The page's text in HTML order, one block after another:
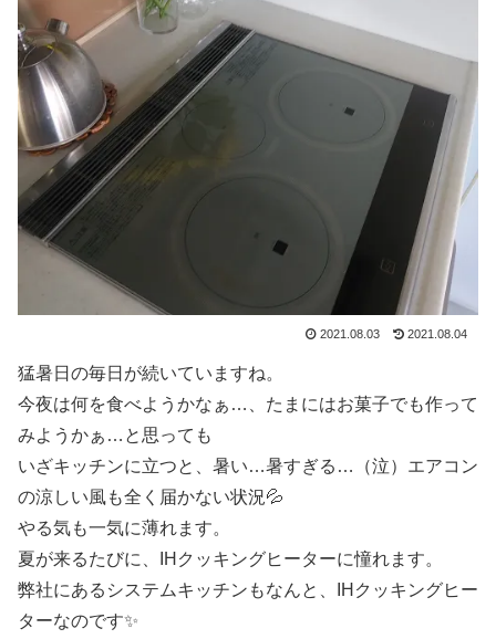
2021.08.03 2021.08.04
猛暑日の毎日が続いていますね。
今夜は何を食べようかなぁ…、たまにはお菓子でも作って
みようかぁ…と思っても
いざキッチンに立つと、暑い…暑すぎる…（泣）エアコン
の涼しい風も全く届かない状況💦
やる気も一気に薄れます。
夏が来るたびに、IHクッキングヒーターに憧れます。
弊社にあるシステムキッチンもなんと、IHクッキングヒー
ターなのです✨